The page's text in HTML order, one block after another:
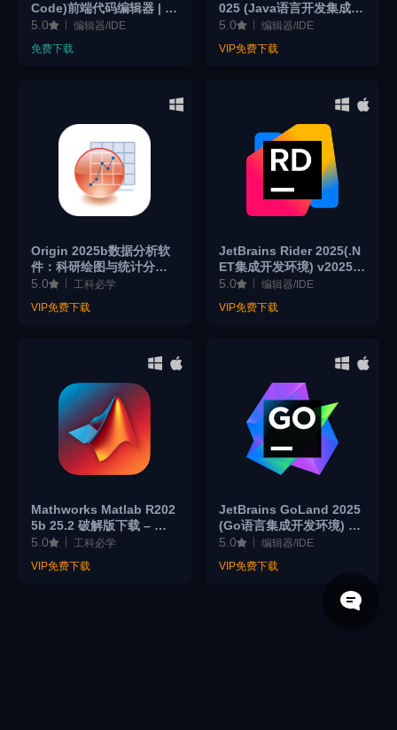
Code)前端代码编辑器 | 轻
量级但强大的代码编辑器
5.0
编辑器/IDE
免费下载
025 (Java语言开发集成环
境) v2025.3.4 激活版
5.0
编辑器/IDE
VIP免费下载
Origin 2025b数据分析软
件：科研绘图与统计分析
高效利器
5.0
工科必学
VIP免费下载
JetBrains Rider 2025(.N
ET集成开发环境) v2025.
2.3 激活版下载
5.0
编辑器/IDE
VIP免费下载
Mathworks Matlab R202
5b 25.2 破解版下载 – 专
业编程和数学计算软件
5.0
工科必学
VIP免费下载
JetBrains GoLand 2025
(Go语言集成开发环境) v2
025.2.4 激活版下载
5.0
编辑器/IDE
VIP免费下载